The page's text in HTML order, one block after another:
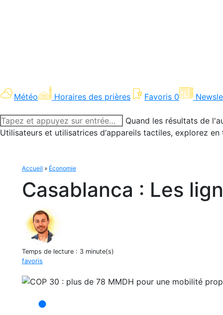
Météo Horaires des prières Favoris 0
Recherche
:
Quand les résultats de
Utilisateurs et utilisatrices d‘appareils tactiles, explorez
Accueil » Économie
Casablanca : Les
Temps de lecture : 3 minute(s)
favoris